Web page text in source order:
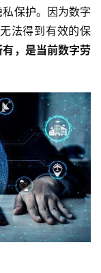
保护。因为数字
法得到有效的保
，是当前数字劳